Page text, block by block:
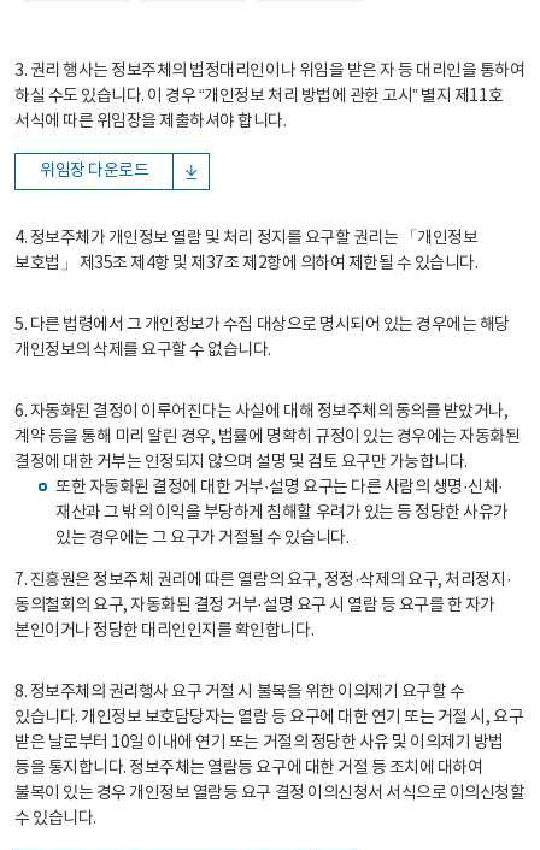
3. 권리 행사는 정보주체의 법정대리인이나 위임을 받은 자 등 대리인을 통하여
하실 수도 있습니다. 이 경우 “개인정보 처리 방법에 관한 고시” 별지 제11호
서식에 따른 위임장을 제출하셔야 합니다.
위임장 다운로드
4. 정보주체가 개인정보 열람 및 처리 정지를 요구할 권리는 「개인정보
보호법」 제35조 제4항 및 제37조 제2항에 의하여 제한될 수 있습니다.
5. 다른 법령에서 그 개인정보가 수집 대상으로 명시되어 있는 경우에는 해당
개인정보의 삭제를 요구할 수 없습니다.
6. 자동화된 결정이 이루어진다는 사실에 대해 정보주체의 동의를 받았거나,
계약 등을 통해 미리 알린 경우, 법률에 명확히 규정이 있는 경우에는 자동화된
결정에 대한 거부는 인정되지 않으며 설명 및 검토 요구만 가능합니다.
또한 자동화된 결정에 대한 거부·설명 요구는 다른 사람의 생명·신체·
재산과 그 밖의 이익을 부당하게 침해할 우려가 있는 등 정당한 사유가
있는 경우에는 그 요구가 거절될 수 있습니다.
7. 진흥원은 정보주체 권리에 따른 열람의 요구, 정정·삭제의 요구, 처리정지·
동의철회의 요구, 자동화된 결정 거부·설명 요구 시 열람 등 요구를 한 자가
본인이거나 정당한 대리인인지를 확인합니다.
8. 정보주체의 권리행사 요구 거절 시 불복을 위한 이의제기 요구할 수
있습니다. 개인정보 보호담당자는 열람 등 요구에 대한 연기 또는 거절 시, 요구
받은 날로부터 10일 이내에 연기 또는 거절의 정당한 사유 및 이의제기 방법
등을 통지합니다. 정보주체는 열람등 요구에 대한 거절 등 조치에 대하여
불복이 있는 경우 개인정보 열람등 요구 결정 이의신청서 서식으로 이의신청할
수 있습니다.